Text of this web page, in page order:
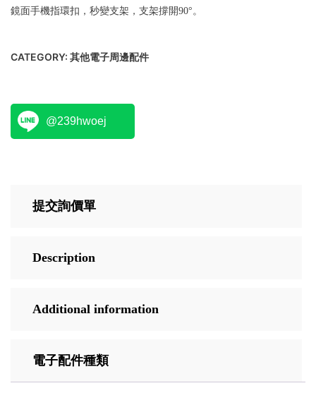
鏡面手機指環扣，秒變支架，支架撐開90°。
CATEGORY: 其他電子周邊配件
@239hwoej
提交詢價單
Description
Additional information
電子配件種類